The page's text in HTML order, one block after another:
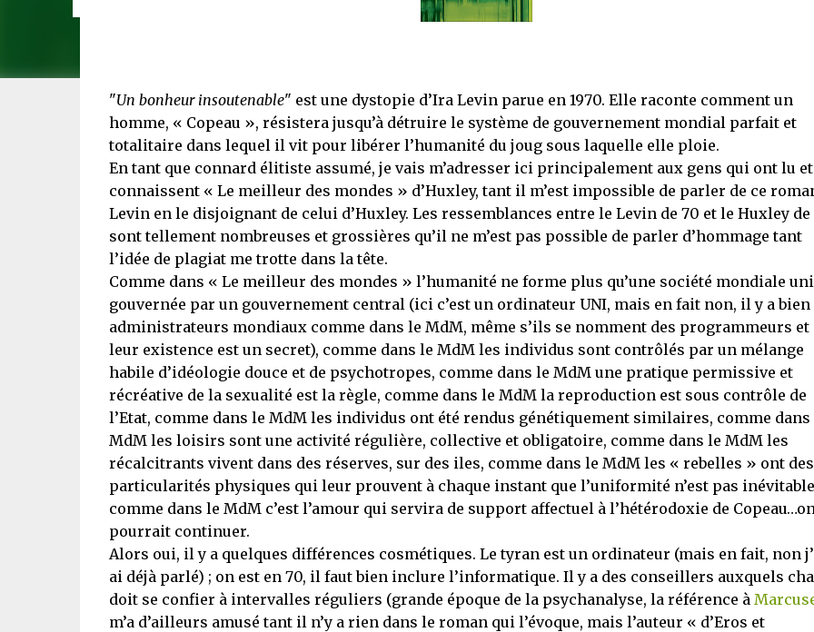
"Un bonheur insoutenable" est une dystopie d’Ira Levin parue en 1970. Elle raconte comment un
homme, « Copeau », résistera jusqu’à détruire le système de gouvernement mondial parfait et
totalitaire dans lequel il vit pour libérer l’humanité du joug sous laquelle elle ploie.
En tant que connard élitiste assumé, je vais m’adresser ici principalement aux gens qui ont lu et
connaissent « Le meilleur des mondes » d’Huxley, tant il m’est impossible de parler de ce
Levin en le disjoignant de celui d’Huxley. Les ressemblances entre le Levin de 70 et le Huxley de
sont tellement nombreuses et grossières qu’il ne m’est pas possible de parler d’hommage tant
l’idée de plagiat me trotte dans la tête.
Comme dans « Le meilleur des mondes » l’humanité ne forme plus qu’une société mondiale
gouvernée par un gouvernement central (ici c’est un ordinateur UNI, mais en fait non, il y a bien
administrateurs mondiaux comme dans le MdM, même s’ils se nomment des programmeurs et
leur existence est un secret), comme dans le MdM les individus sont contrôlés par un mélange
habile d’idéologie douce et de psychotropes, comme dans le MdM une pratique permissive et
récréative de la sexualité est la règle, comme dans le MdM la reproduction est sous contrôle de
l’Etat, comme dans le MdM les individus ont été rendus génétiquement similaires, comme dans
MdM les loisirs sont une activité régulière, collective et obligatoire, comme dans le MdM les
récalcitrants vivent dans des réserves, sur des iles, comme dans le MdM les « rebelles » ont des
particularités physiques qui leur prouvent à chaque instant que l’uniformité n’est pas
comme dans le MdM c’est l’amour qui servira de support affectuel à l’hétérodoxie de
pourrait continuer.
Alors oui, il y a quelques différences cosmétiques. Le tyran est un ordinateur (mais en fait, non
ai déjà parlé) ; on est en 70, il faut bien inclure l’informatique. Il y a des conseillers auxquels
doit se confier à intervalles réguliers (grande époque de la psychanalyse, la référence à
m’a d’ailleurs amusé tant il n’y a rien dans le roman qui l’évoque, mais l’auteur « d’Eros et